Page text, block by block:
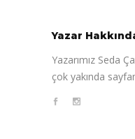
Yazar
Yazarımız Seda
çok yakında